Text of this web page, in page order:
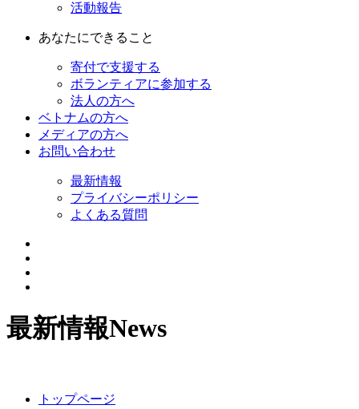
活動報告
あなたにできること
寄付で支援する
ボランティアに参加する
法人の方へ
ベトナムの方へ
メディアの方へ
お問い合わせ
最新情報
プライバシーポリシー
よくある質問
最新情報News
トップページ